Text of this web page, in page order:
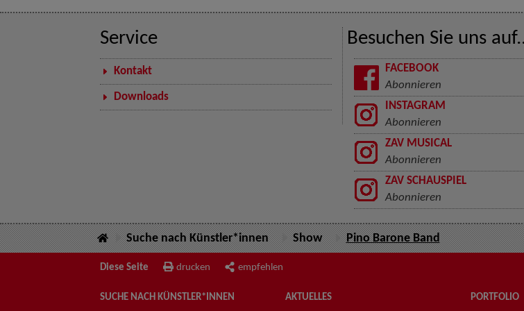
Service
Kontakt
Downloads
Besuchen Sie uns
FACEBOOK
Abonnieren
INSTAGRAM
Abonnieren
ZAV MUSICAL
Abonnieren
ZAV SCHAUSPIEL
Abonnieren
Suche nach Künstler*innen Show Pino Barone Band
Diese Seite drucken empfehlen
SUCHE NACH KÜNSTLER*INNEN AKTUELLES PORTFOLIO